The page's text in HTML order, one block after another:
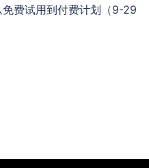
费试用到付费计划（9-29